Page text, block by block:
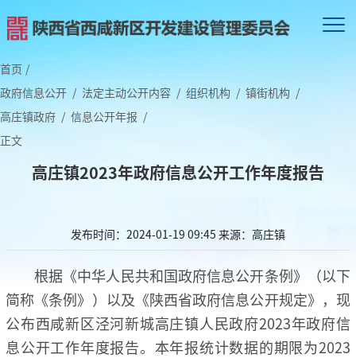
首页 /
政府信息公开 / 法定主动公开内容 / 组织机构 / 镇街机构 /
高庄镇政府 / 信息公开年报 /
正文
高庄镇2023年政府信息公开工作年度报告
发布时间：2024-01-19 09:45 来源：高庄镇
根据《中华人民共和国政府信息公开条例》（以下
简称《条例》）以及《陕西省政府信息公开规定》，现
公布西咸新区泾河新城高庄镇人民政府2023年政府信
息公开工作年度报告。本年报统计数据的期限为2023